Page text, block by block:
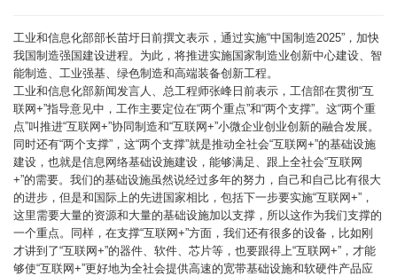
工业和信息化部部长苗圩日前撰文表示，通过实施“中国制造2025”，加快
我国制造强国建设进程。为此，将推进实施国家制造业创新中心建设、智
能制造、工业强基、绿色制造和高端装备创新工程。
工业和信息化部新闻发言人、总工程师张峰日前表示，工信部在贯彻“互
联网+”指导意见中，工作主要定位在“两个重点”和“两个支撑”。这“两个重
点”叫推进“互联网+”协同制造和“互联网+”小微企业创业创新的融合发展。
同时还有“两个支撑”，这“两个支撑”就是推动全社会“互联网+”的基础设施
建设，也就是信息网络基础设施建设，能够满足、跟上全社会“互联网
+”的需要。我们的基础设施虽然说经过多年的努力，自己和自己比有很大
的进步，但是和国际上的先进国家相比，包括下一步要实施“互联网+”，
这里需要大量的资源和大量的基础设施加以支撑，所以这作为我们支撑的
一个重点。同样，在支撑“互联网+”方面，我们还有很多的设备，比如刚
才讲到了“互联网+”的器件、软件、芯片等，也要跟得上“互联网+”，才能
够使“互联网+”更好地为全社会提供高速的宽带基础设施和软硬件产品应